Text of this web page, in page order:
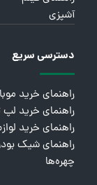
آشپزی
دسترسی سریع
راهنمای خرید
راهنمای خرید
راهنمای خرید
راهنمای شیک
چهره‌ها